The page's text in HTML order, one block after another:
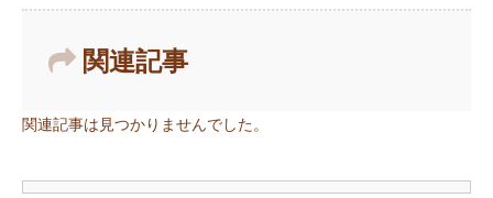
関連記事
関連記事は見つかりませんでした。